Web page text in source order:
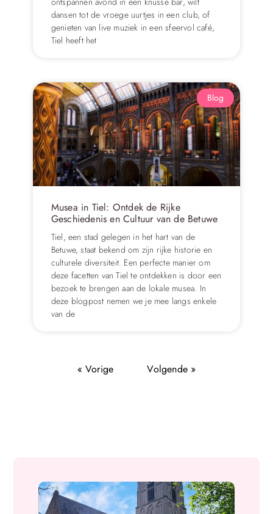
dansen tot de vroege uurtjes in een club, of
genieten van live muziek in een sfeervol café,
Tiel heeft het
Blog
Musea in Tiel: Ontdek de Rijke
Geschiedenis en Cultuur van de Betuwe
Tiel, een stad gelegen in het hart van de
Betuwe, staat bekend om zijn rijke historie en
culturele diversiteit. Een perfecte manier om
deze facetten van Tiel te ontdekken is door een
bezoek te brengen aan de lokale musea. In
deze blogpost nemen we je mee langs enkele
van de
« Vorige Volgende »